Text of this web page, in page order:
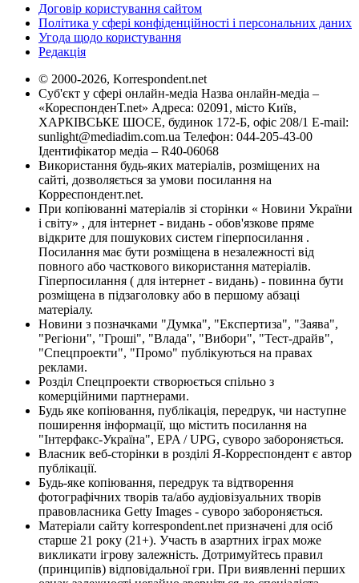
Договір користування сайтом
Політика у сфері конфіденційності і персональних даних
Угода щодо користування
Редакція
© 2000-2026, Korrespondent.net
Суб'єкт у сфері онлайн-медіа Назва онлайн-медіа –
«КореспонденТ.net» Адреса: 02091, місто Київ,
ХАРКІВСЬКЕ ШОСЕ, будинок 172-Б, офіс 208/1 E-mail:
sunlight@mediadim.com.ua Телефон: 044-205-43-00
Ідентифікатор медіа – R40-06068
Використання будь-яких матеріалів, розміщених на
сайті, дозволяється за умови посилання на
Корреспондент.net.
При копіюванні матеріалів зі сторінки « Новини України
і світу» , для інтернет - видань - обов'язкове пряме
відкрите для пошукових систем гіперпосилання .
Посилання має бути розміщена в незалежності від
повного або часткового використання матеріалів.
Гіперпосилання ( для інтернет - видань) - повинна бути
розміщена в підзаголовку або в першому абзаці
матеріалу.
Новини з позначками "Думка", "Експертиза", "Заява",
"Регіони", "Гроші", "Влада", "Вибори", "Тест-драйв",
"Спецпроекти", "Промо" публікуються на правах
реклами.
Розділ Спецпроекти створюється спільно з
комерційними партнерами.
Будь яке копіювання, публікація, передрук, чи наступне
поширення інформації, що містить посилання на
"Інтерфакс-Україна", EPA / UPG, суворо забороняється.
Власник веб-сторінки в розділі Я-Корреспондент є автор
публікації.
Будь-яке копіювання, передрук та відтворення
фотографічних творів та/або аудіовізуальних творів
правовласника Getty Images - суворо забороняється.
Матеріали сайту korrespondent.net призначені для осіб
старше 21 року (21+). Участь в азартних іграх може
викликати ігрову залежність. Дотримуйтесь правил
(принципів) відповідальної гри. При виявленні перших